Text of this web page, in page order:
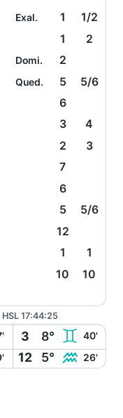
Exal. 1 1/2
1 2
Domi. 2
Qued. 5 5/6
6
3 4
2 3
7
6
5 5/6
12
1 1
10 10
17:44:25
3 8° C 40'
12 5° K 26'